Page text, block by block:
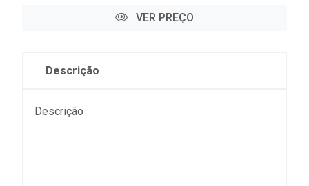
VER PREÇO
Descrição
Descrição